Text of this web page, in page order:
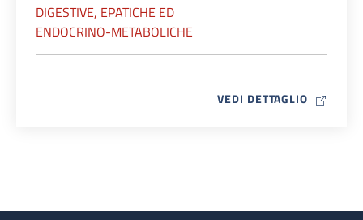
DIGESTIVE, EPATICHE ED
ENDOCRINO-METABOLICHE
VEDI DETTAGLIO MAP ICON